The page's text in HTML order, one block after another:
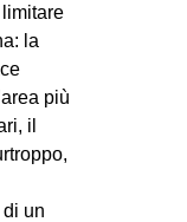
limitare
la
più
il
un